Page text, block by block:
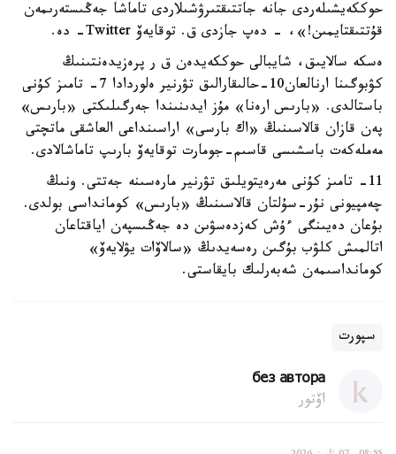
حوككەيشىلەردى جانە جاتتىقتىرۋشىلاردى تاماشا جەڭىستەرىمەن
قۇتتىقتايمىن!»، - دەپ جازدى ق. توقايەۆ Twitter- دە.
ەسكە سالايىق، شايبالى حوككەيدەن ق ر پرەزيدەنتىنىڭ
كۋبوگىنا ارنالعان10-حالىقارالىق تۋرنير ەلوردادا 7- تامىز كۇنى
باستالدى. «بارىس ارەنا» مۇز ايدىنىندا جەرگىلىكتى «بارىس»
پەن قازان قالاسىنىڭ «اك بارسى» اراسىنداعى العاشقى ماتچتى
مەملەكەت باسشىسى قاسىم-جومارت توقايەۆ بارىپ تاماشالادى.
11- تامىز كۇنى مەرەيتويلىق تۋرنير مارەسىنە جەتتى. ونىڭ
چەمپيونى نۇر-سۇلتان قالاسىنىڭ «بارىس» كومانداسى بولدى.
بۇعان دەيىنگى ءۇش كەزدەسۋىن دە جەڭىسپەن اياقتاعان
اتالمىش كلۋب بۇگىن رەسەيدىڭ «سالاۆات يۋلايەۆ»
كومانداسىمەن شەبەرلىك بايقاستى.
سپورت
без автора
اۆتور